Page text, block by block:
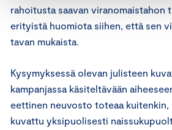
rahoitusta saavan viranomaistahon
erityistä huomiota siihen, että sen
tavan mukaista.
Kysymyksessä olevan julisteen
kampanjassa käsiteltävään
eettinen neuvosto toteaa kuitenkin,
kuvattu yksipuolisesti